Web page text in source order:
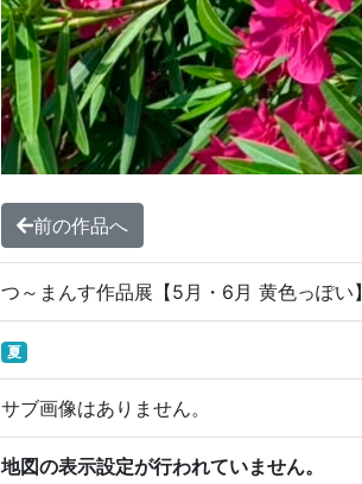
前の作品へ
つ～まんす作品展【5月・6月 黄色っぽい】
夏
サブ画像はありません。
地図の表示設定が行われていません。